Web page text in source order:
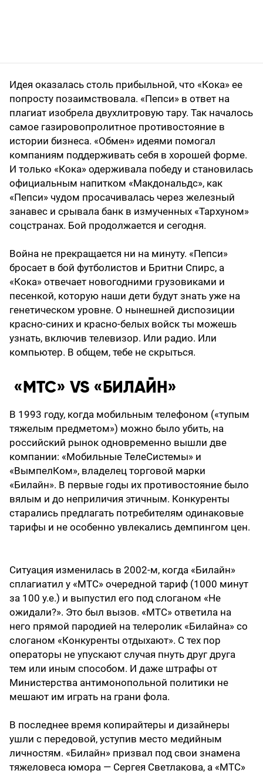
Идея оказалась столь прибыльной, что «Кока» ее
попросту позаимствовала. «Пепси» в ответ на
плагиат изобрела двухлитровую тару. Так началось
самое газировопролитное противостояние в
истории бизнеса. «Обмен» идеями помогал
компаниям поддерживать себя в хорошей форме.
И только «Кока» одерживала победу и становилась
официальным напитком «Макдональдс», как
«Пепси» чудом просачивалась через железный
занавес и срывала банк в измученных «Тархуном»
соцстранах. Бой продолжается и сегодня.
Война не прекращается ни на минуту. «Пепси»
бросает в бой футболистов и Бритни Спирс, а
«Кока» отвечает новогодними грузовиками и
песенкой, которую наши дети будут знать уже на
генетическом уровне. О нынешней диспозиции
красно-синих и красно-белых войск ты можешь
узнать, включив телевизор. Или радио. Или
компьютер. В общем, тебе не скрыться.
«МТС» VS «БИЛАЙН»
В 1993 году, когда мобильным телефоном («тупым
тяжелым предметом») можно было убить, на
российский рынок одновременно вышли две
компании: «Мобильные ТелеСистемы» и
«ВымпелКом», владелец торговой марки
«Билайн». В первые годы их противостояние было
вялым и до неприличия этичным. Конкуренты
старались предлагать потребителям одинаковые
тарифы и не особенно увлекались демпингом цен.
Ситуация изменилась в 2002-м, когда «Билайн»
сплагиатил у «МТС» очередной тариф (1000 минут
за 100 у.е.) и выпустил его под слоганом «Не
ожидали?». Это был вызов. «МТС» ответила на
него прямой пародией на телеролик «Билайна» со
слоганом «Конкуренты отдыхают». С тех пор
операторы не упускают случая пнуть друг друга
тем или иным способом. И даже штрафы от
Министерства антимонопольной политики не
мешают им играть на грани фола.
В последнее время копирайтеры и дизайнеры
ушли с передовой, уступив место медийным
личностям. «Билайн» призвал под свои знамена
тяжеловеса юмора — Сергея Светлакова, а «МТС»